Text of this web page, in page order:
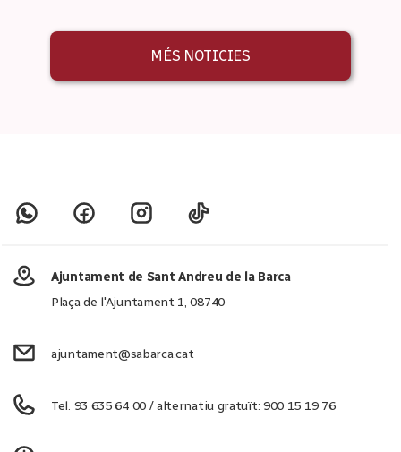
MÉS NOTICIES
Ajuntament de Sant Andreu de la Barca
Plaça de l'Ajuntament 1, 08740
ajuntament@sabarca.cat
Tel. 93 635 64 00 / alternatiu gratuït: 900 15 19 76